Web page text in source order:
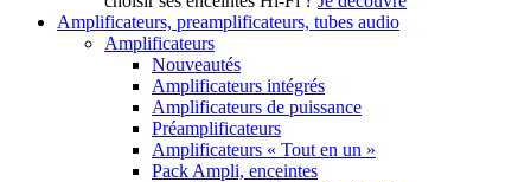
Amplificateurs, preamplificateurs, tubes audio
Amplificateurs
Nouveautés
Amplificateurs intégrés
Amplificateurs de puissance
Préamplificateurs
Amplificateurs « Tout en un »
Pack Ampli, enceintes